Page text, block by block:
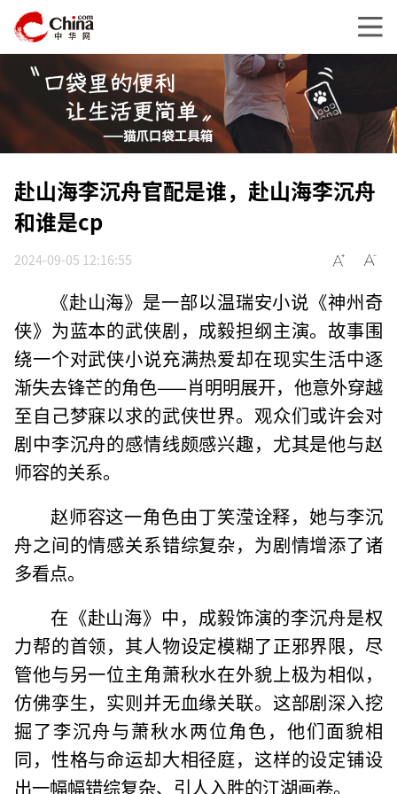
赴山海李沉舟官配是谁，赴山海李沉舟
和谁是cp
2024-09-05 12:16:55
《赴山海》是一部以温瑞安小说《神州奇
侠》为蓝本的武侠剧，成毅担纲主演。故事围
绕一个对武侠小说充满热爱却在现实生活中逐
渐失去锋芒的角色——肖明明展开，他意外穿越
至自己梦寐以求的武侠世界。观众们或许会对
剧中李沉舟的感情线颇感兴趣，尤其是他与赵
师容的关系。
赵师容这一角色由丁笑滢诠释，她与李沉
舟之间的情感关系错综复杂，为剧情增添了诸
多看点。
在《赴山海》中，成毅饰演的李沉舟是权
力帮的首领，其人物设定模糊了正邪界限，尽
管他与另一位主角萧秋水在外貌上极为相似，
仿佛孪生，实则并无血缘关联。这部剧深入挖
掘了李沉舟与萧秋水两位角色，他们面貌相
同，性格与命运却大相径庭，这样的设定铺设
出一幅幅错综复杂、引人入胜的江湖画卷。